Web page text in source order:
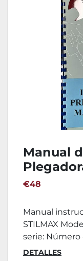
Manual
€48
Manual
STILMAX
serie: Número
DETALLES